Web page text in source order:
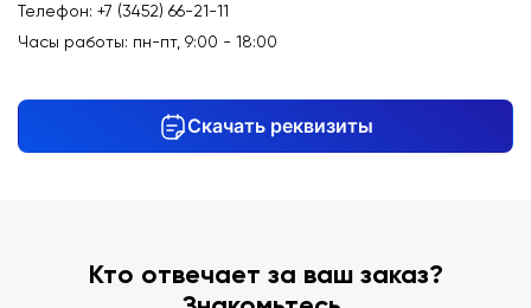
Телефон: +7 (3452) 66-21-11
Часы работы: пн-пт, 9:00 - 18:00
Скачать реквизиты
Кто отвечает за ваш заказ?